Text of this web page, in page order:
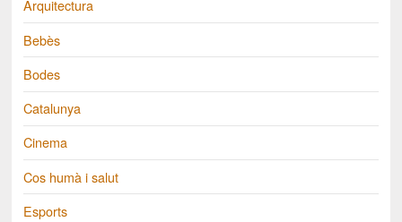
Arquitectura
Bebès
Bodes
Catalunya
Cinema
Cos humà i salut
Esports